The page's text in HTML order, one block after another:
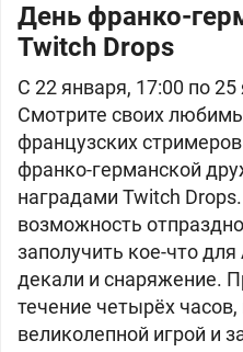
День франко-
Twitch Drops
С 22 января, 17:00 по
Смотрите своих
французских
франко-германской
наградами Twitch
возможность
заполучить кое-что
декали и снаряжение.
течение четырёх
великолепной игрой и